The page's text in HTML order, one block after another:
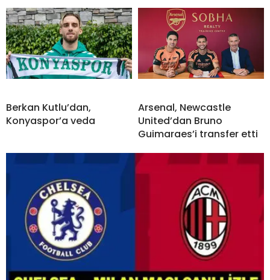
Berkan Kutlu’dan,
Konyaspor’a veda
Arsenal, Newcastle
United’dan Bruno
Guimaraes’i transfer etti